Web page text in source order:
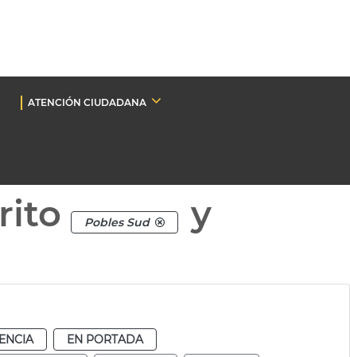
ATENCIÓN CIUDADANA
Pobles Sud
y
EN PORTADA